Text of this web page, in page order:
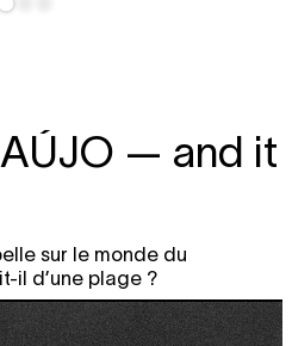
— and it
sur le monde du
il d’une plage ?